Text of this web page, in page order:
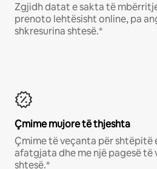
Zgjidh datat e sakta të
prenoto lehtësisht online, pa
shkresurina shtesë.*
Çmime mujore të thjeshta
Çmime të veçanta për shtëpitë
afatgjata dhe me një pagesë
shtesë.*